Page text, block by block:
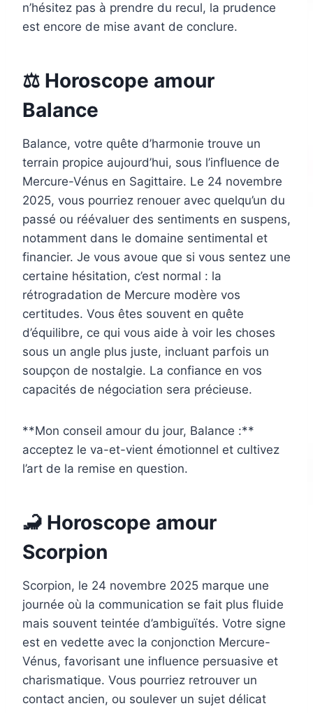
n’hésitez pas à prendre du recul, la prudence
est encore de mise avant de conclure.
⚖️ Horoscope amour
Balance
Balance, votre quête d’harmonie trouve un
terrain propice aujourd’hui, sous l’influence de
Mercure-Vénus en Sagittaire. Le 24 novembre
2025, vous pourriez renouer avec quelqu’un du
passé ou réévaluer des sentiments en suspens,
notamment dans le domaine sentimental et
financier. Je vous avoue que si vous sentez une
certaine hésitation, c’est normal : la
rétrogradation de Mercure modère vos
certitudes. Vous êtes souvent en quête
d’équilibre, ce qui vous aide à voir les choses
sous un angle plus juste, incluant parfois un
soupçon de nostalgie. La confiance en vos
capacités de négociation sera précieuse.
**Mon conseil amour du jour, Balance :**
acceptez le va-et-vient émotionnel et cultivez
l’art de la remise en question.
🦂 Horoscope amour
Scorpion
Scorpion, le 24 novembre 2025 marque une
journée où la communication se fait plus fluide
mais souvent teintée d’ambiguïtés. Votre signe
est en vedette avec la conjonction Mercure-
Vénus, favorisant une influence persuasive et
charismatique. Vous pourriez retrouver un
contact ancien, ou soulever un sujet délicat